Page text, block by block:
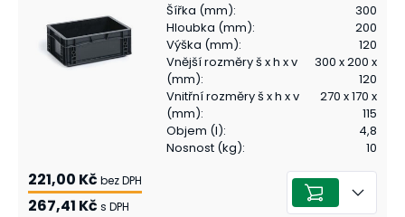
Šířka (mm):
300
Hloubka (mm):
200
Výška (mm):
120
Vnější rozměry š x h x v
(mm):
300 x 200 x
120
Vnitřní rozměry š x h x v
(mm):
270 x 170 x
115
Objem (l):
4,8
Nosnost (kg): 10
221,00 Kč bez DPH
267,41 Kč s DPH